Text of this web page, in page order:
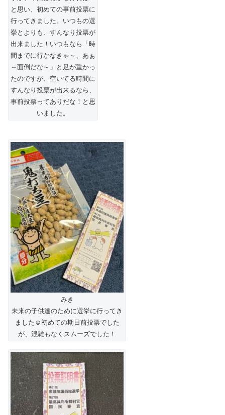
と思い、初めての事前投票に
行ってきました。いつもの選
挙とよりも、すんなり投票が
出来ました！いつもなら「時
間までに行かなきゃ～、あぁ
～面倒だな～」と足が重かっ
たのですが、空いてる時間に
すんなり投票が出来るなら、
事前投票ってありだな！と思
いました。
みき
未来の子供達のために選挙に行ってき
ました☺️初めての期日前投票でした
が、混雑もなくスムーズでした！